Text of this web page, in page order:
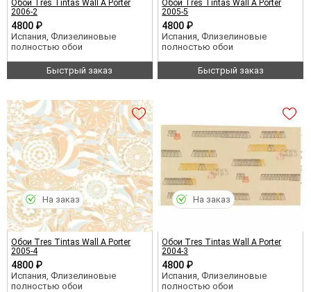
Обои Tres Tintas Wall A Porter
2006-2
4800 ₽
Испания, Флизелиновые
полностью обои
Быстрый заказ
Обои Tres Tintas Wall A Porter
2005-5
4800 ₽
Испания, Флизелиновые
полностью обои
Быстрый заказ
Обои Tres Tintas Wall A Porter
2005-4
4800 ₽
Испания, Флизелиновые
полностью обои
На заказ
Обои Tres Tintas Wall A Porter
2004-3
4800 ₽
Испания, Флизелиновые
полностью обои
На заказ